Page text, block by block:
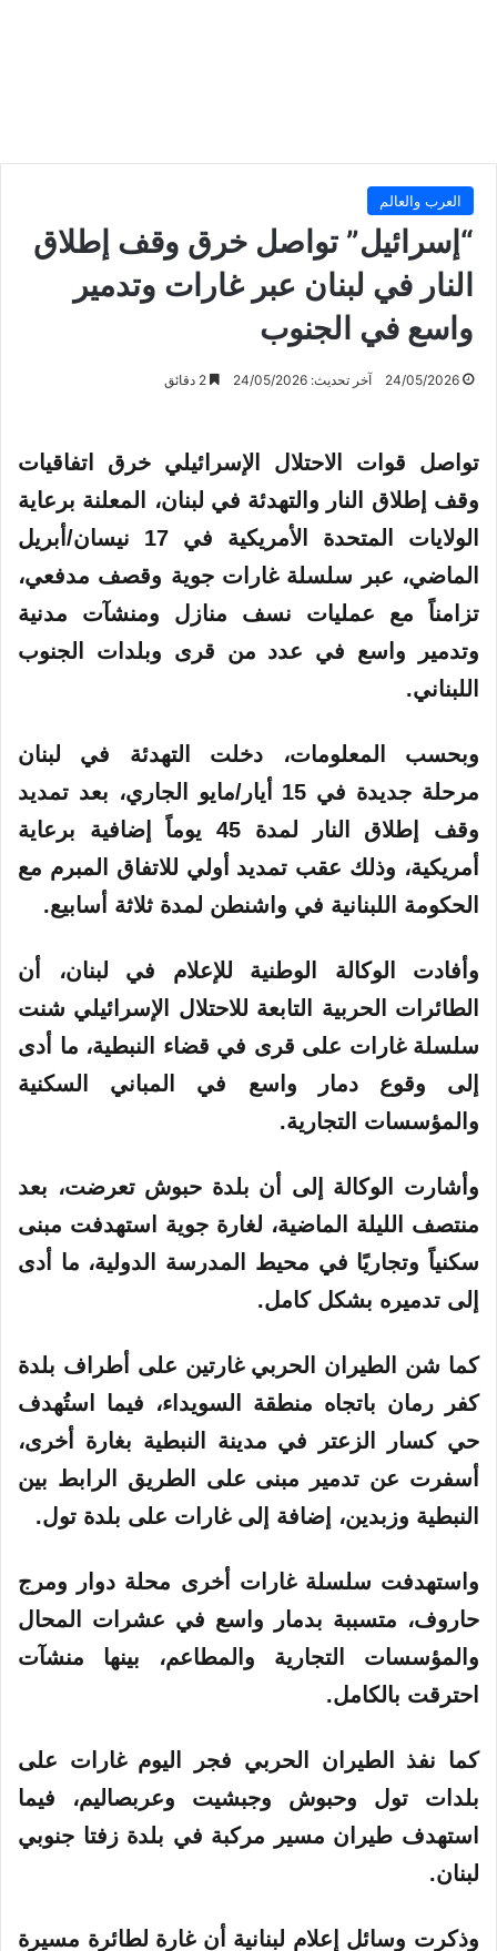
العرب والعالم
“إسرائيل” تواصل خرق وقف إطلاق
النار في لبنان عبر غارات وتدمير
واسع في الجنوب
24/05/2026 آخر تحديث: 24/05/2026
تواصل قوات الاحتلال الإسرائيلي خرق اتفاقيات
وقف إطلاق النار والتهدئة في لبنان، المعلنة برعاية
الولايات المتحدة الأمريكية في 17 نيسان/أبريل
الماضي، عبر سلسلة غارات جوية وقصف مدفعي،
تزامناً مع عمليات نسف منازل ومنشآت مدنية
وتدمير واسع في عدد من قرى وبلدات الجنوب
اللبناني.
وبحسب المعلومات، دخلت التهدئة في لبنان
مرحلة جديدة في 15 أيار/مايو الجاري، بعد تمديد
وقف إطلاق النار لمدة 45 يوماً إضافية برعاية
أمريكية، وذلك عقب تمديد أولي للاتفاق المبرم مع
الحكومة اللبنانية في واشنطن لمدة ثلاثة أسابيع.
وأفادت الوكالة الوطنية للإعلام في لبنان، أن
الطائرات الحربية التابعة للاحتلال الإسرائيلي شنت
سلسلة غارات على قرى في قضاء النبطية، ما أدى
إلى وقوع دمار واسع في المباني السكنية
والمؤسسات التجارية.
وأشارت الوكالة إلى أن بلدة حبوش تعرضت، بعد
منتصف الليلة الماضية، لغارة جوية استهدفت مبنى
سكنياً وتجاريًا في محيط المدرسة الدولية، ما أدى
إلى تدميره بشكل كامل.
كما شن الطيران الحربي غارتين على أطراف بلدة
كفر رمان باتجاه منطقة السويداء، فيما استُهدف
حي كسار الزعتر في مدينة النبطية بغارة أخرى،
أسفرت عن تدمير مبنى على الطريق الرابط بين
النبطية وزبدين، إضافة إلى غارات على بلدة تول.
واستهدفت سلسلة غارات أخرى محلة دوار ومرج
حاروف، متسببة بدمار واسع في عشرات المحال
والمؤسسات التجارية والمطاعم، بينها منشآت
احترقت بالكامل.
كما نفذ الطيران الحربي فجر اليوم غارات على
بلدات تول وحبوش وجبشيت وعربصاليم، فيما
استهدف طيران مسير مركبة في بلدة زفتا جنوبي
لبنان.
وذكرت وسائل إعلام لبنانية أن غارة لطائرة مسيرة